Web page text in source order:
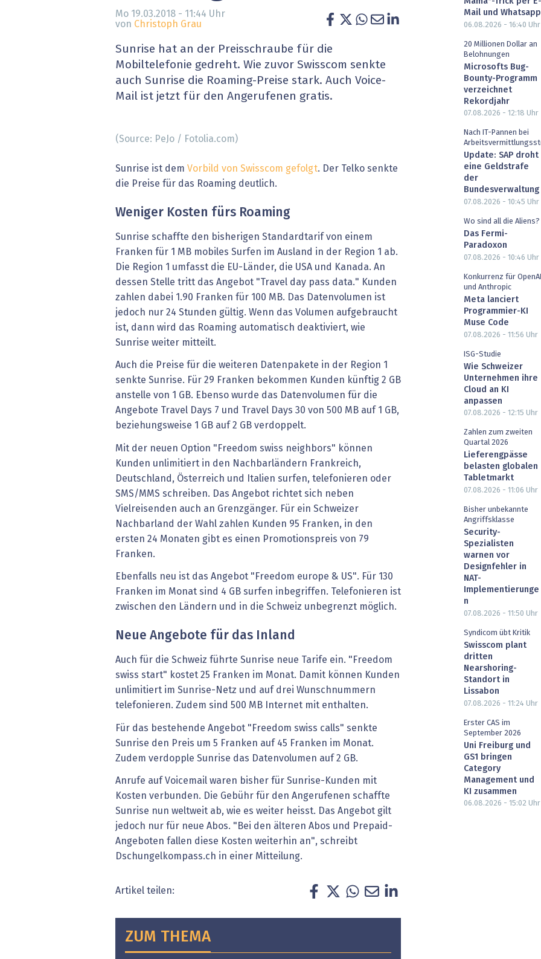
» alle News Gesundheit wird digital
Blockchain
EU-DSGVO
XaaS, Managed Services & Co.
IT for Health
Artificial Intelligence
Finance 2030
Fintech & Insurtech
Professional AV & Digital Signage
Mo 19.03.2018 - 11:44 Uhr
von Christoph Grau
Sunrise hat an der Preisschraube für die
Mobiltelefonie gedreht. Wie zuvor Swisscom senkte
auch Sunrise die Roaming-Preise stark. Auch Voice-
Mail ist jetzt für den Angerufenen gratis.
(Source: PeJo / Fotolia.com)
Sunrise ist dem Vorbild von Swisscom gefolgt. Der Telko senkte
die Preise für das Roaming deutlich.
Weniger Kosten fürs Roaming
Sunrise schaffte den bisherigen Standardtarif von einem
Franken für 1 MB mobiles Surfen im Ausland in der Region 1 ab.
Die Region 1 umfasst die EU-Länder, die USA und Kanada. An
dessen Stelle tritt das Angebot "Travel day pass data." Kunden
zahlen dabei 1.90 Franken für 100 MB. Das Datenvolumen ist
jedoch nur 24 Stunden gültig. Wenn das Volumen aufgebraucht
ist, dann wird das Roaming automatisch deaktiviert, wie
Sunrise weiter mitteilt.
Auch die Preise für die weiteren Datenpakete in der Region 1
senkte Sunrise. Für 29 Franken bekommen Kunden künftig 2 GB
anstelle von 1 GB. Ebenso wurde das Datenvolumen für die
Angebote Travel Days 7 und Travel Days 30 von 500 MB auf 1 GB,
beziehungsweise 1 GB auf 2 GB verdoppelt.
Mit der neuen Option "Freedom swiss neighbors" können
Kunden unlimitiert in den Nachbarländern Frankreich,
Deutschland, Österreich und Italien surfen, telefonieren oder
SMS/MMS schreiben. Das Angebot richtet sich neben
Vielreisenden auch an Grenzgänger. Für ein Schweizer
Nachbarland der Wahl zahlen Kunden 95 Franken, in den
ersten 24 Monaten gibt es einen Promotionspreis von 79
Franken.
Ebenfalls neu ist das Angebot "Freedom europe & US". Für 130
Franken im Monat sind 4 GB surfen inbegriffen. Telefonieren ist
zwischen den Ländern und in die Schweiz unbegrenzt möglich.
Neue Angebote für das Inland
Auch für die Schweiz führte Sunrise neue Tarife ein. "Freedom
swiss start" kostet 25 Franken im Monat. Damit können Kunden
unlimitiert im Sunrise-Netz und auf drei Wunschnummern
telefonieren. Zudem sind 500 MB Internet mit enthalten.
Für das bestehende Angebot "Freedom swiss calls" senkte
Sunrise den Preis um 5 Franken auf 45 Franken im Monat.
Zudem verdopple Sunrise das Datenvolumen auf 2 GB.
Anrufe auf Voicemail waren bisher für Sunrise-Kunden mit
Kosten verbunden. Die Gebühr für den Angerufenen schaffte
Sunrise nun weltweit ab, wie es weiter heisst. Das Angebot gilt
jedoch nur für neue Abos. "Bei den älteren Abos und Prepaid-
Angeboten fallen diese Kosten weiterhin an", schreibt
Dschungelkompass.ch in einer Mitteilung.
Artikel teilen:
ZUM THEMA
Mail und Whatsapp
06.08.2026 - 16:40 Uhr
20 Millionen Dollar an
Belohnungen
Microsofts Bug-
Bounty-Programm
verzeichnet
Rekordjahr
07.08.2026 - 12:18 Uhr
Nach IT-Pannen bei
Update: SAP droht
eine Geldstrafe
der
Bundesverwaltung
07.08.2026 - 10:45 Uhr
Wo sind all die Aliens?
Das Fermi-
Paradoxon
07.08.2026 - 10:46 Uhr
Konkurrenz für OpenAI
und Anthropic
Meta lanciert
Programmier-KI
Muse Code
07.08.2026 - 11:56 Uhr
ISG-Studie
Wie Schweizer
Unternehmen ihre
Cloud an KI
anpassen
07.08.2026 - 12:15 Uhr
Zahlen zum zweiten
Quartal 2026
Lieferengpässe
belasten globalen
Tabletmarkt
07.08.2026 - 11:06 Uhr
Bisher unbekannte
Angriffsklasse
Security-
Spezialisten
warnen vor
Designfehler in
NAT-
Implementierunge
n
07.08.2026 - 11:50 Uhr
Syndicom übt Kritik
Swisscom plant
dritten
Nearshoring-
Standort in
Lissabon
07.08.2026 - 11:24 Uhr
Erster CAS im
September 2026
Uni Freiburg und
GS1 bringen
Category
Management und
KI zusammen
06.08.2026 - 15:02 Uhr